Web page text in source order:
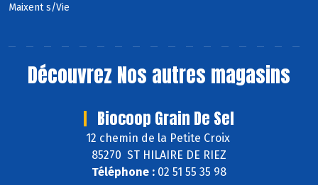
Maixent s/Vie
Découvrez Nos autres magasins
Biocoop Grain De Sel
12 chemin de la Petite Croix
85270 ST HILAIRE DE RIEZ
Téléphone : 02 51 55 35 98